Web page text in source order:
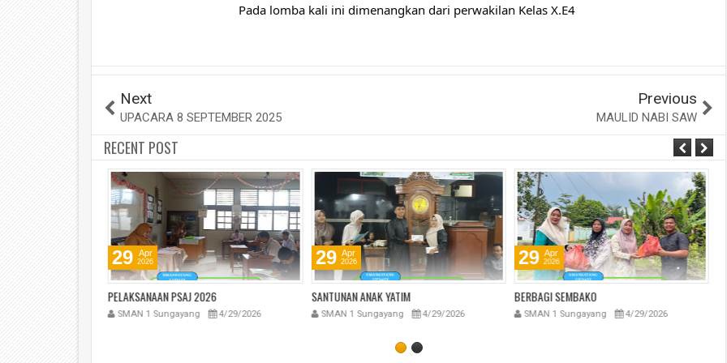
Pada lomba kali ini dimenangkan dari perwakilan Kelas X.E4
Next
UPACARA 8 SEPTEMBER 2025
Previous
MAULID NABI SAW
RECENT POST
29 Apr
2026
PELAKSANAAN PSAJ 2026
SMAN 1 Sungayang 4/29/2026
29 Apr
2026
SANTUNAN ANAK YATIM
SMAN 1 Sungayang 4/29/2026
29 Apr
2026
BERBAGI SEMBAKO
SMAN 1 Sungayang 4/29/2026